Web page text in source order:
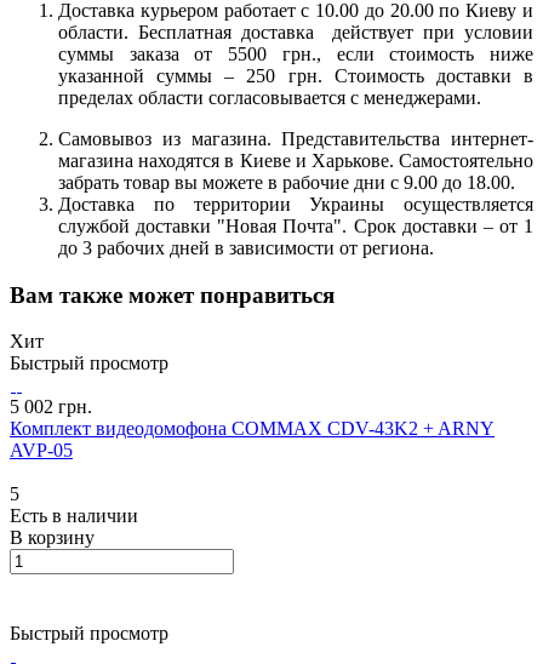
Доставка курьером работает с 10.00 до 20.00 по Киеву и
области. Бесплатная доставка действует при условии
суммы заказа от 5500 грн., если стоимость ниже
указанной суммы – 250 грн. Стоимость доставки в
пределах области согласовывается с менеджерами.
Самовывоз из магазина. Представительства интернет-
магазина находятся в Киеве и Харькове. Самостоятельно
забрать товар вы можете в рабочие дни с 9.00 до 18.00.
Доставка по территории Украины осуществляется
службой доставки "Новая Почта". Срок доставки – от 1
до 3 рабочих дней в зависимости от региона.
Вам также может понравиться
Хит
Быстрый просмотр
5 002 грн.
Комплект видеодомофона COMMAX CDV-43K2 + ARNY
AVP-05
5
Есть в наличии
В корзину
Быстрый просмотр